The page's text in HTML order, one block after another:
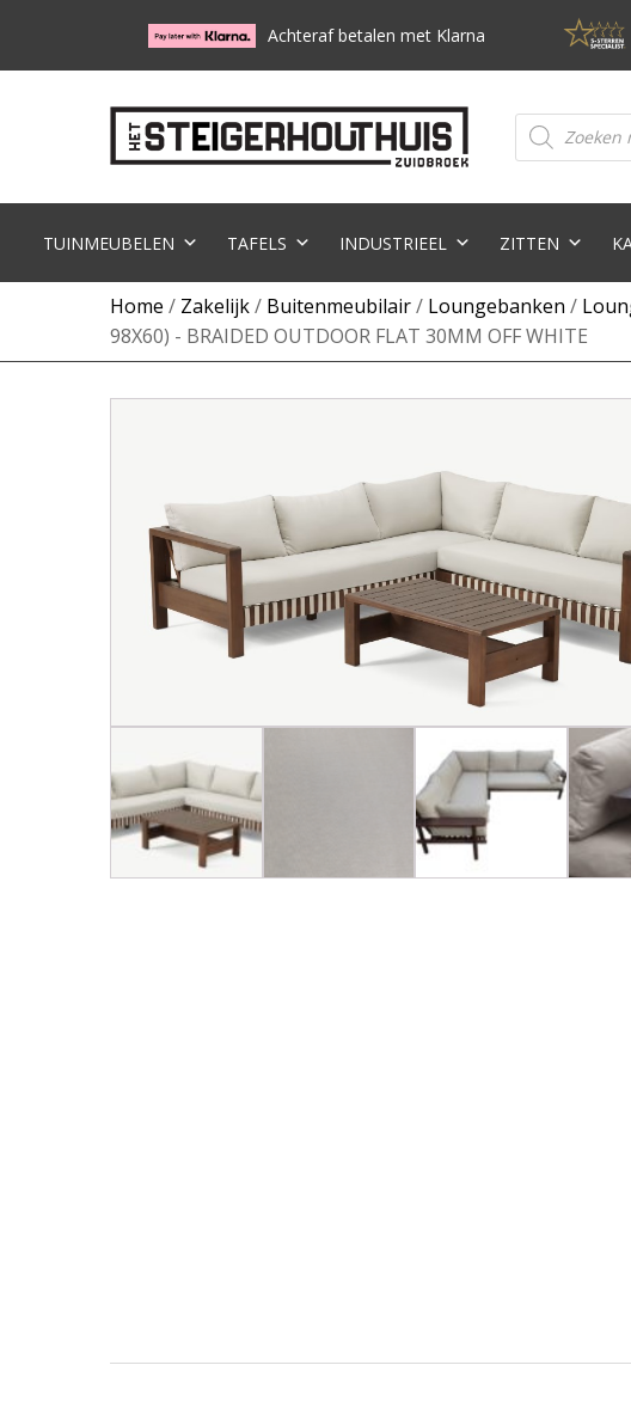
Achteraf betalen met Klarna
Producten
zoeken
TUINMEUBELEN TAFELS INDUSTRIEEL ZITTEN
Home / Zakelijk/ Buitenmeubilair/ Loungebanken /
98X60) - BRAIDED OUTDOOR FLAT 30MM OFF WHITE